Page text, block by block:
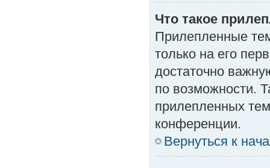
Что такое
Прилепленные
только на его
достаточно
по возможности.
прилепленных
конференции.
Вернуться к